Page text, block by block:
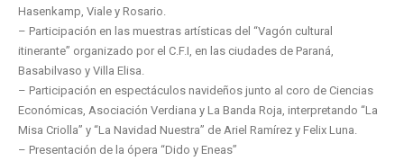
Hasenkamp, Viale y Rosario.
– Participación en las muestras artísticas del “Vagón cultural
itinerante” organizado por el C.F.I, en las ciudades de Paraná,
Basabilvaso y Villa Elisa.
– Participación en espectáculos navideños junto al coro de Ciencias
Económicas, Asociación Verdiana y La Banda Roja, interpretando “La
Misa Criolla” y “La Navidad Nuestra” de Ariel Ramírez y Felix Luna.
– Presentación de la ópera “Dido y Eneas”